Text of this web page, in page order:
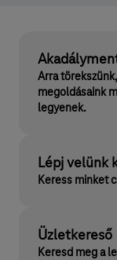
Arra
megoldásaink
legyenek.
Lépj velünk
Keress minket
Üzletkereső
Keresd meg a